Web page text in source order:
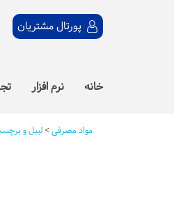
پورتال مشتریان
خانه نرم افزار
مواد مصرفی>لیبل و